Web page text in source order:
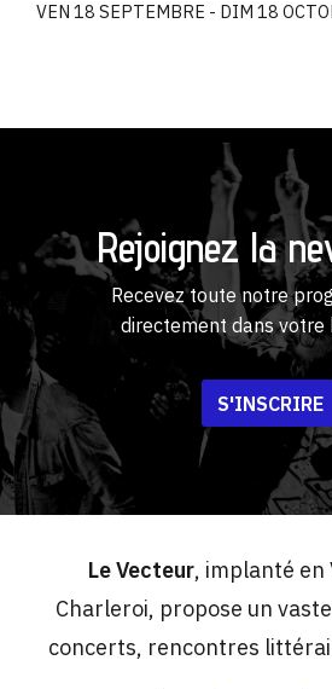
VEN 18 SEPTEMBRE - DIM 18
Rejoignez la
Recevez toute notre
directement dans votre
S'INSCRIRE
Le Vecteur, implanté en
Charleroi, propose un
concerts, rencontres